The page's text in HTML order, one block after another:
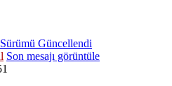
Güncellendi
Son mesajı görüntüle